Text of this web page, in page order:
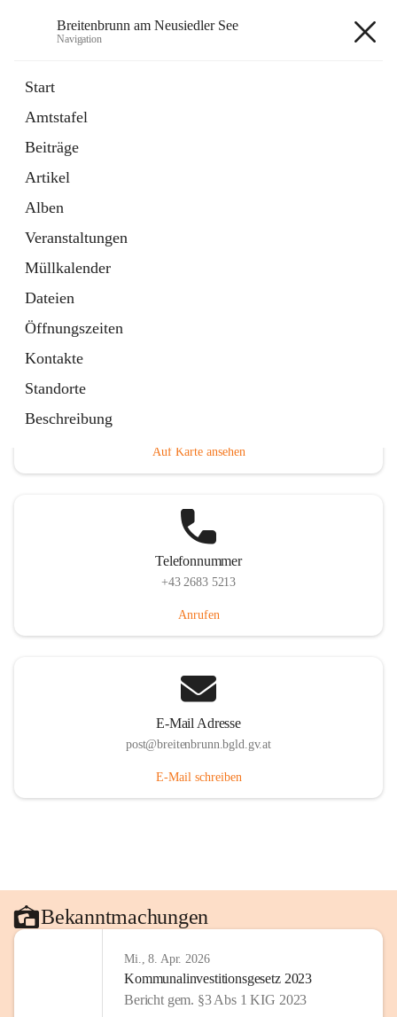
Breitenbrunn am Neusiedler See
Navigation
Start
Amtstafel
Beiträge
Artikel
Alben
Veranstaltungen
Müllkalender
Dateien
Öffnungszeiten
Kontakte
Standorte
Beschreibung
18 Schnellzugriffe
Gemeindeservice
Auf Karte ansehen
Telefonnummer
+43 2683 5213
Anrufen
E-Mail Adresse
post@breitenbrunn.bgld.gv.at
E-Mail schreiben
Bekanntmachungen
Mi., 8. Apr. 2026
Kommunalinvestitionsgesetz 2023
Bericht gem. §3 Abs 1 KIG 2023